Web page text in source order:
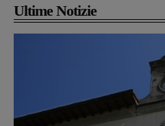
Ultime Notizie